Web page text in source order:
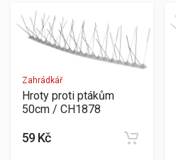
Zahrádkář
Hroty proti ptákům
50cm / CH1878
59 Kč